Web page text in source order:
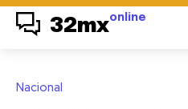
32mxonline
Nacional